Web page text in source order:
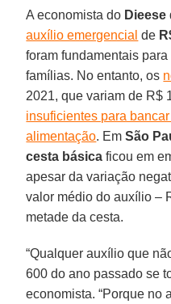
A economista do Dieese
auxílio emergencial de
foram fundamentais
famílias. No entanto, os
2021, que variam de R$
insuficientes para
alimentação. EmSão
cesta básica ficou em
apesar da variação
valor médio do auxílio –
metade da cesta.
“Qualquer auxílio que
600 do ano passado se
economista. “Porque no